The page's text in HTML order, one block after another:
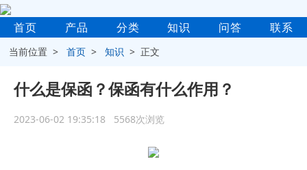
首页 产品 分类 知识 问答 联系
当前位置 >首页 >知识 > 正文
什么是保函？保函有什么作用？
2023-06-02 19:35:18 5568次浏览